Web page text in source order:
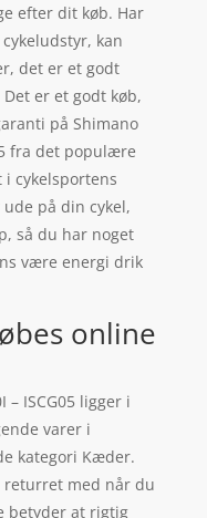
efter dit køb. Har
kan
det er et godt
er et godt køb,
på Shimano
fra det populære
cykelsportens
på din cykel,
så du har noget
være energi drik
online
– ISCG05 ligger i
varer i
kategori Kæder.
returret med når du
betyder at rigtig